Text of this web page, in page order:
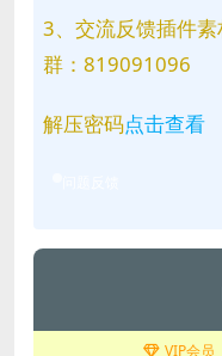
3、交流反馈插件
群：819091096
解压密码点击查看
VIP会员